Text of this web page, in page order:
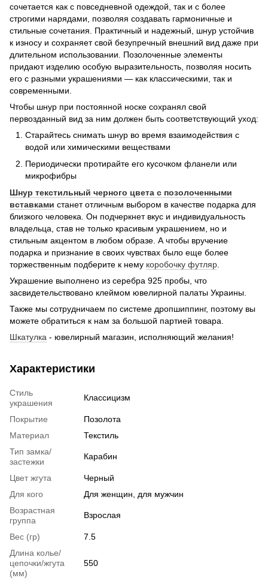
сочетается как с повседневной одеждой, так и с более
строгими нарядами, позволяя создавать гармоничные и
стильные сочетания. Практичный и надежный, шнур устойчив
к износу и сохраняет свой безупречный внешний вид даже при
длительном использовании. Позолоченные элементы
придают изделию особую выразительность, позволяя носить
его с разными украшениями — как классическими, так и
современными.
Чтобы шнур при постоянной носке сохранял свой
первозданный вид за ним должен быть соответствующий уход:
Старайтесь снимать шнур во время взаимодействия с
водой или химическими веществами
Периодически протирайте его кусочком фланели или
микрофибры
Шнур текстильный черного цвета с позолоченными
вставками станет отличным выбором в качестве подарка для
близкого человека. Он подчеркнет вкус и индивидуальность
владельца, став не только красивым украшением, но и
стильным акцентом в любом образе. А чтобы вручение
подарка и признание в своих чувствах было еще более
торжественным подберите к нему коробочку футляр.
Украшение выполнено из серебра 925 пробы, что
засвидетельствовано клеймом ювелирной палаты Украины.
Также мы сотрудничаем по системе дропшиппинг, поэтому вы
можете обратиться к нам за большой партией товара.
Шкатулка - ювелирный магазин, исполняющий желания!
Характеристики
Стиль
украшения
Классицизм
Покрытие
Позолота
Материал
Текстиль
Тип замка/
застежки
Карабин
Цвет жгута
Черный
Для кого
Для женщин, для мужчин
Возрастная
группа
Взрослая
Вес (гр)
7.5
Длина колье/
цепочки/жгута
(мм)
550